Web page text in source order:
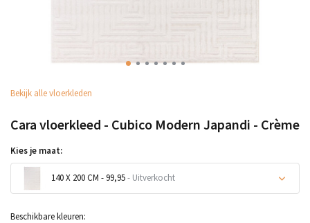
Bekijk alle vloerkleden
Cara vloerkleed - Cubico Modern Japandi - Crème
Kies je maat:
140 X 200 CM - 99,95- Uitverkocht
Beschikbare kleuren: